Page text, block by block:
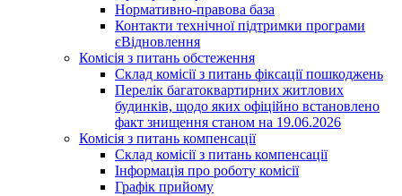
Нормативно-правова база
Контакти технічної підтримки програми
єВідновлення
Комісія з питань обстеження
Склад комісії з питань фіксації пошкоджень
Перелік багатоквартирних житлових
будинків, щодо яких офіційно встановлено
факт знищення станом на 19.06.2026
Комісія з питань компенсації
Склад комісії з питань компенсації
Інформація про роботу комісії
Графік прийому